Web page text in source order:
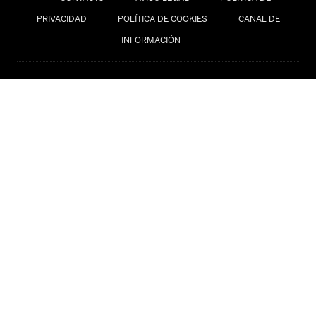
PRIVACIDAD POLÍTICA DE COOKIES CANAL DE
INFORMACIÓN